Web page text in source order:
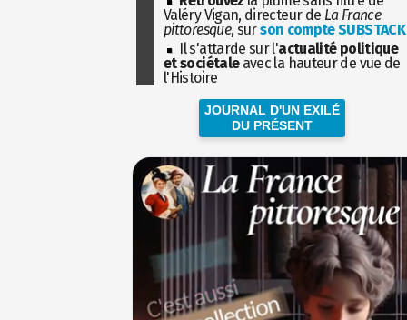
Valéry Vigan, directeur de La France
pittoresque, surson compte SUBSTACK
Il s'attarde sur l'actualité politique
et sociétaleavec la hauteur de vue de
l'Histoire
JOURNAL D'UN EXILÉ
DU PRÉSENT